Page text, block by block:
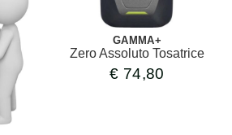
GAMMA+
Zero Assoluto Tosatrice
€ 74,80